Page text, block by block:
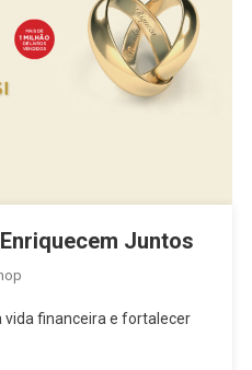
Juntos
vida financeira e fortalecer